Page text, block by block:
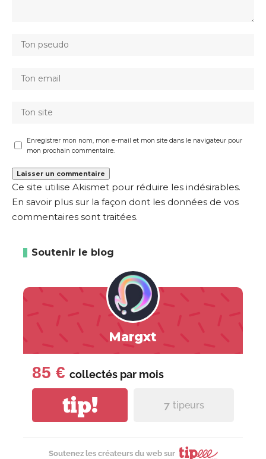
Enregistrer mon nom, mon e-mail et mon site dans le navigateur pour
mon prochain commentaire.
Ce site utilise Akismet pour réduire les indésirables.
En savoir plus sur la façon dont les données de vos
commentaires sont traitées.
Soutenir le blog
Margxt
85 € collectés par mois
tip! 7 tipeurs
Soutenez les créateurs du web sur